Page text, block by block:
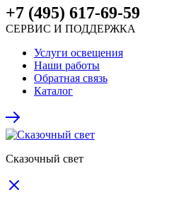
+7 (495) 617-69-59
СЕРВИС И ПОДДЕРЖКА
Услуги освещения
Наши работы
Обратная связь
Каталог
Сказочный свет